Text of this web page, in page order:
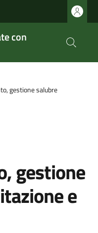
con
gestione salubre
gestione
e